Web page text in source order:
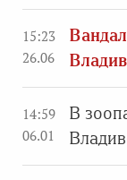
15:23
26.06
14:59
06.01
В